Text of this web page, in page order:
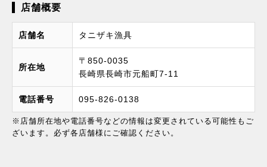
店舗概要
店舗名 タニザキ漁具
所在地
〒850-0035
長崎県長崎市元船町7-11
電話番号 095-826-0138
※店舗所在地や電話番号などの情報は変更されている可能性もご
ざいます。必ず各店舗様にご確認ください。